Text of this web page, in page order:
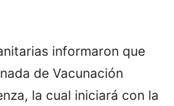
informaron que
de Vacunación
la cual iniciará con la